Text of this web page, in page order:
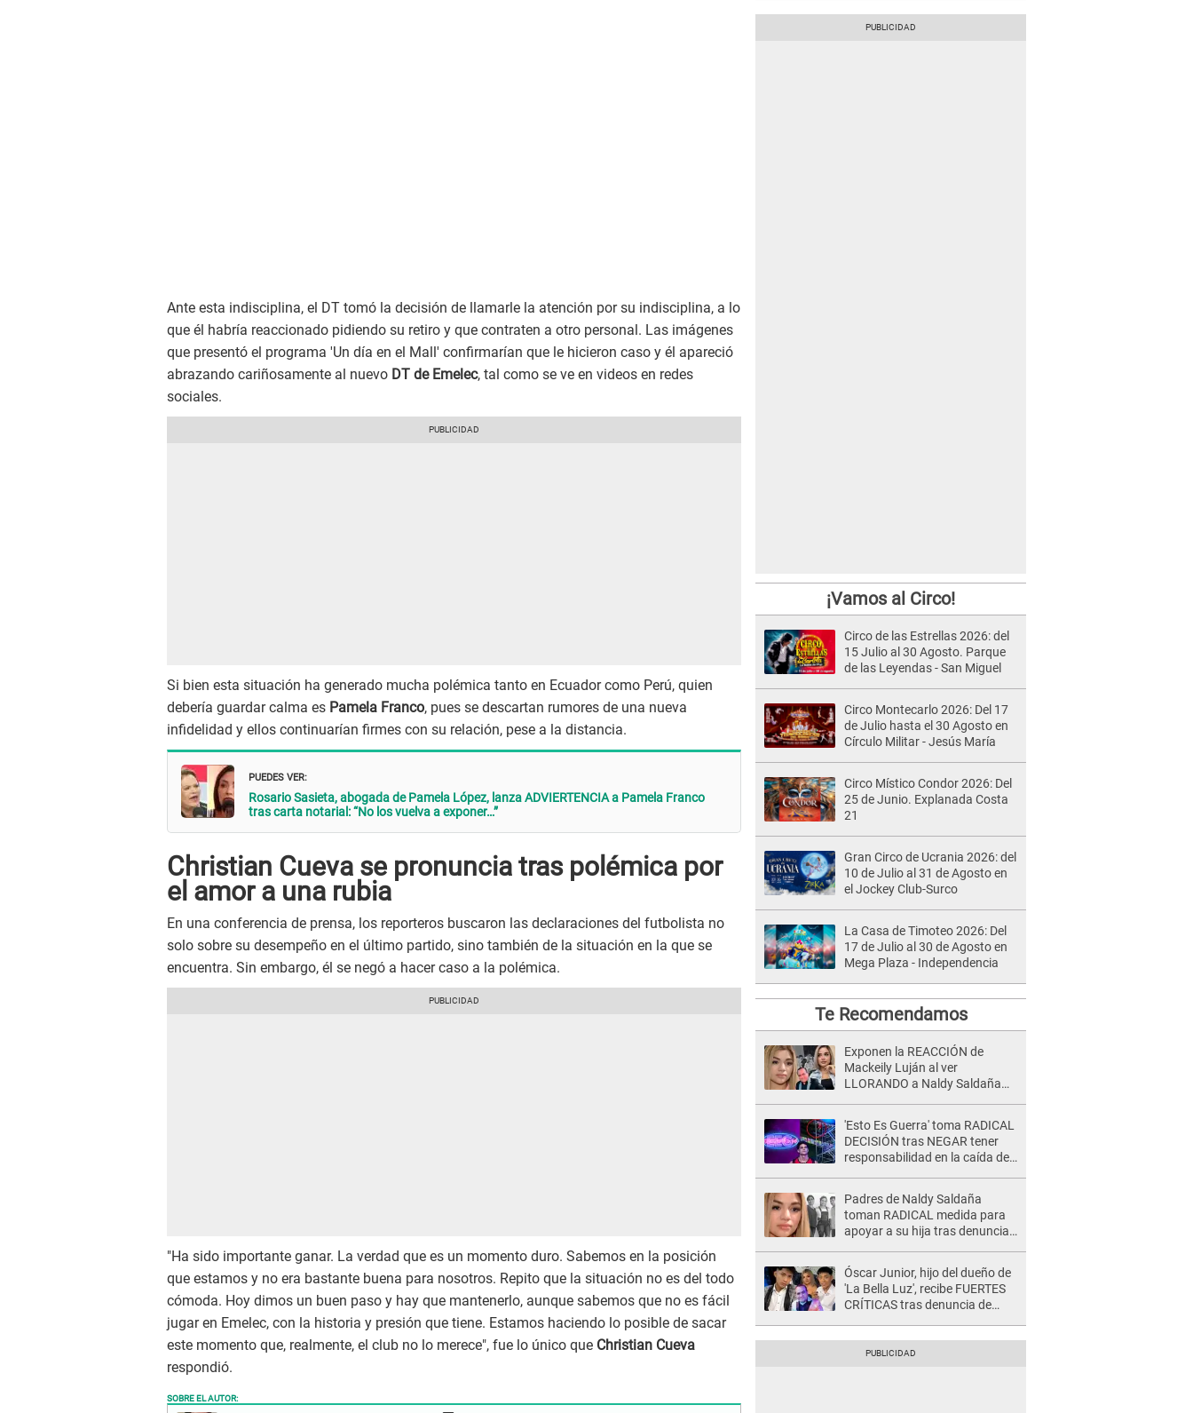
Ante esta indisciplina, el DT tomó la decisión de llamarle la atención por su indisciplina, a lo
que él habría reaccionado pidiendo su retiro y que contraten a otro personal. Las imágenes
que presentó el programa 'Un día en el Mall' confirmarían que le hicieron caso y él apareció
abrazando cariñosamente al nuevo DT de Emelec, tal como se ve en videos en redes
sociales.
Si bien esta situación ha generado mucha polémica tanto en Ecuador como Perú, quien
debería guardar calma es Pamela Franco, pues se descartan rumores de una nueva
infidelidad y ellos continuarían firmes con su relación, pese a la distancia.
PUEDES VER:
Rosario Sasieta, abogada de Pamela López, lanza ADVIERTENCIA a Pamela Franco
tras carta notarial: “No los vuelva a exponer…”
Christian Cueva se pronuncia tras polémica por
el amor a una rubia
En una conferencia de prensa, los reporteros buscaron las declaraciones del futbolista no
solo sobre su desempeño en el último partido, sino también de la situación en la que se
encuentra. Sin embargo, él se negó a hacer caso a la polémica.
"Ha sido importante ganar. La verdad que es un momento duro. Sabemos en la posición
que estamos y no era bastante buena para nosotros. Repito que la situación no es del todo
cómoda. Hoy dimos un buen paso y hay que mantenerlo, aunque sabemos que no es fácil
jugar en Emelec, con la historia y presión que tiene. Estamos haciendo lo posible de sacar
este momento que, realmente, el club no lo merece", fue lo único que Christian Cueva
respondió.
SOBRE EL AUTOR:
¡Vamos al Circo!
Circo de las Estrellas 2026: del
15 Julio al 30 Agosto. Parque
de las Leyendas - San Miguel
Circo Montecarlo 2026: Del 17
de Julio hasta el 30 Agosto en
Círculo Militar - Jesús María
Circo Místico Condor 2026: Del
25 de Junio. Explanada Costa
21
Gran Circo de Ucrania 2026: del
10 de Julio al 31 de Agosto en
el Jockey Club-Surco
La Casa de Timoteo 2026: Del
17 de Julio al 30 de Agosto en
Mega Plaza - Independencia
Te Recomendamos
Exponen la REACCIÓN de
Mackeily Luján al ver
LLORANDO a Naldy Saldaña
'Esto Es Guerra' toma RADICAL
DECISIÓN tras NEGAR tener
responsabilidad en la caída de
Padres de Naldy Saldaña
toman RADICAL medida para
apoyar a su hija tras denuncia
Bella Luz: "Esto no se va a
quedar así"
Óscar Junior, hijo del dueño de
'La Bella Luz', recibe FUERTES
CRÍTICAS tras denuncia de